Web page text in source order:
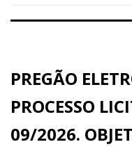
PREGÃO
PROCESSO
09/2026.